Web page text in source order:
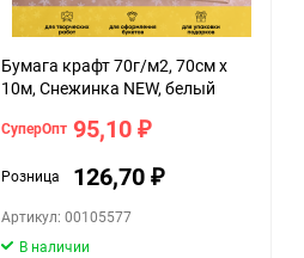
Бумага крафт 70г/м2, 70см x
10м, Снежинка NEW, белый
СуперОпт 95,10 ₽
Розница 126,70 ₽
Артикул: 00105577
В наличии